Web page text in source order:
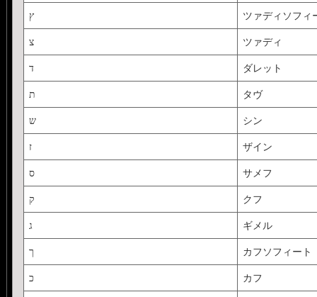
ץ ツァディソフィ
צ ツァディ
ד ダレット
ת タヴ
ש シン
ז ザイン
ס サメフ
ק クフ
ג ギメル
ך カフソフィート
כ カフ